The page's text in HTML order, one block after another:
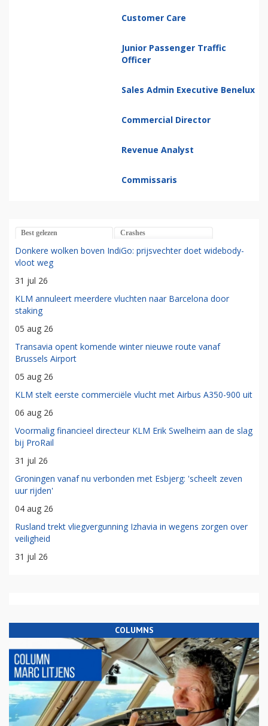
Customer Care
Junior Passenger Traffic
Officer
Sales Admin Executive Benelux
Commercial Director
Revenue Analyst
Commissaris
Best gelezen Crashes
Donkere wolken boven IndiGo: prijsvechter doet widebody-
vloot weg
31 jul 26
KLM annuleert meerdere vluchten naar Barcelona door
staking
05 aug 26
Transavia opent komende winter nieuwe route vanaf
Brussels Airport
05 aug 26
KLM stelt eerste commerciële vlucht met Airbus A350-900 uit
06 aug 26
Voormalig financieel directeur KLM Erik Swelheim aan de slag
bij ProRail
31 jul 26
Groningen vanaf nu verbonden met Esbjerg: 'scheelt zeven
uur rijden'
04 aug 26
Rusland trekt vliegvergunning Izhavia in wegens zorgen over
veiligheid
31 jul 26
COLUMNS